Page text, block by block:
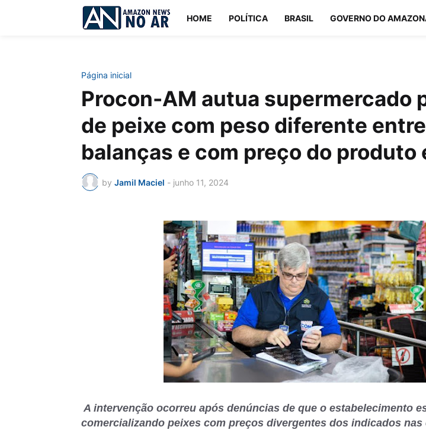
HOME POLÍTICA BRASIL GOVERNO DO
Página inicial
Procon-AM autua supermercado
de peixe com peso diferente entre
balanças e com preço do produto
by Jamil Maciel - junho 11, 2024
A intervenção ocorreu após denúncias de que o estabelecimento
comercializando peixes com preços divergentes dos indicados nas